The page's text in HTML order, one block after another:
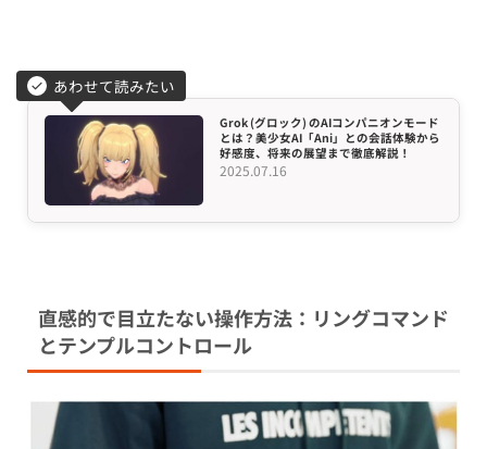
あわせて読みたい
Grok (グロック) のAIコンパニオンモード
とは？美少女AI「Ani」との会話体験から
好感度、将来の展望まで徹底解説！
2025.07.16
直感的で目立たない操作方法：リングコマンド
とテンプルコントロール